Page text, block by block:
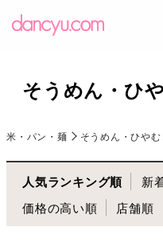
そうめん・ひ
米・パン・麺 そうめん・ひや
人気ランキング順 新
価格の高い順
店舗順